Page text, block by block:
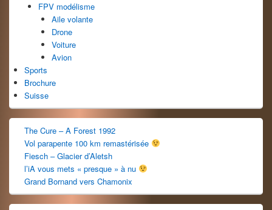
FPV modélisme
Aile volante
Drone
Voiture
Avion
Sports
Brochure
Suisse
The Cure – A Forest 1992
Vol parapente 100 km remastérisée
Fiesch – Glacier d’Aletsh
l’iA vous mets « presque » à nu
Grand Bornand vers Chamonix